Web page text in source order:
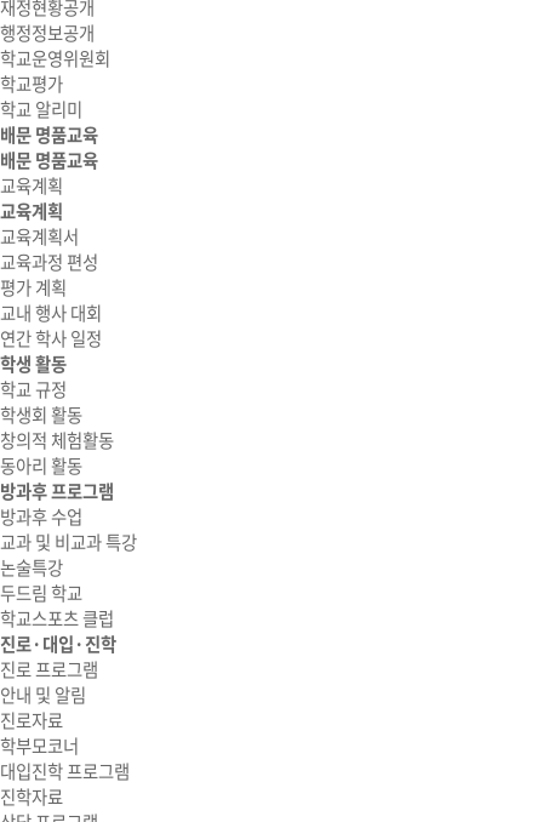
재정현황공개
행정정보공개
학교운영위원회
학교평가
학교 알리미
배문 명품교육
배문 명품교육
교육계획
교육계획
교육계획서
교육과정 편성
평가 계획
교내 행사 대회
연간 학사 일정
학생 활동
학교 규정
학생회 활동
창의적 체험활동
동아리 활동
방과후 프로그램
방과후 수업
교과 및 비교과 특강
논술특강
두드림 학교
학교스포츠 클럽
진로·대입·진학
진로 프로그램
안내 및 알림
진로자료
학부모코너
대입진학 프로그램
진학자료